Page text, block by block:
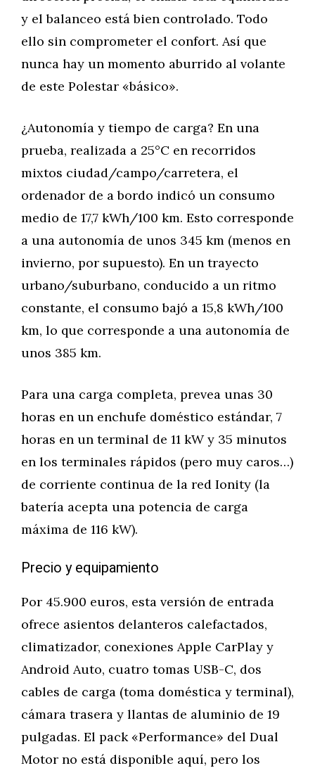
y el balanceo está bien controlado. Todo
ello sin comprometer el confort. Así que
nunca hay un momento aburrido al volante
de este Polestar «básico».
¿Autonomía y tiempo de carga? En una
prueba, realizada a 25°C en recorridos
mixtos ciudad/campo/carretera, el
ordenador de a bordo indicó un consumo
medio de 17,7 kWh/100 km. Esto corresponde
a una autonomía de unos 345 km (menos en
invierno, por supuesto). En un trayecto
urbano/suburbano, conducido a un ritmo
constante, el consumo bajó a 15,8 kWh/100
km, lo que corresponde a una autonomía de
unos 385 km.
Para una carga completa, prevea unas 30
horas en un enchufe doméstico estándar, 7
horas en un terminal de 11 kW y 35 minutos
en los terminales rápidos (pero muy caros…)
de corriente continua de la red Ionity (la
batería acepta una potencia de carga
máxima de 116 kW).
Precio y equipamiento
Por 45.900 euros, esta versión de entrada
ofrece asientos delanteros calefactados,
climatizador, conexiones Apple CarPlay y
Android Auto, cuatro tomas USB-C, dos
cables de carga (toma doméstica y terminal),
cámara trasera y llantas de aluminio de 19
pulgadas. El pack «Performance» del Dual
Motor no está disponible aquí, pero los